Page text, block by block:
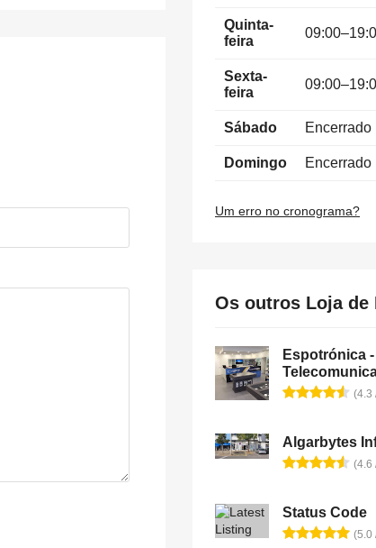
Quinta-
feira
Sexta-
feira
Sábado Encerrado
Domingo Encerrado
Um erro no cronograma?
Os outros Loja de
Espotrónica
(4.3
Algarbytes
(4.6
Status Code
(5.0